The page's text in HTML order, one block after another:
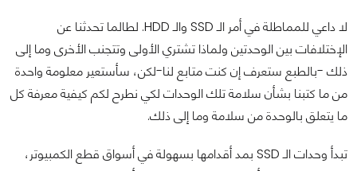
لا داعي للمماطلة في أمر الـ SSD والـ HDD. لطالما تحدثنا عن
الإختلافات بين الوحدتين ولماذا تشتري الأولى وتتجنب الأخرى وما إلى
ذلك -بالطبع ستعرف إن كنت متابع لنا-لكن، سأستعير معلومة واحدة
من ما كتبنا بشأن سلامة تلك الوحدات لكي نطرح لكم كيفية معرفة كل
ما يتعلق بالوحدة من سلامة وما إلى ذلك.
تبدأ وحدات الـ SSD بمد أقدامها بسهولة في أسواق قطع الكمبيوتر،